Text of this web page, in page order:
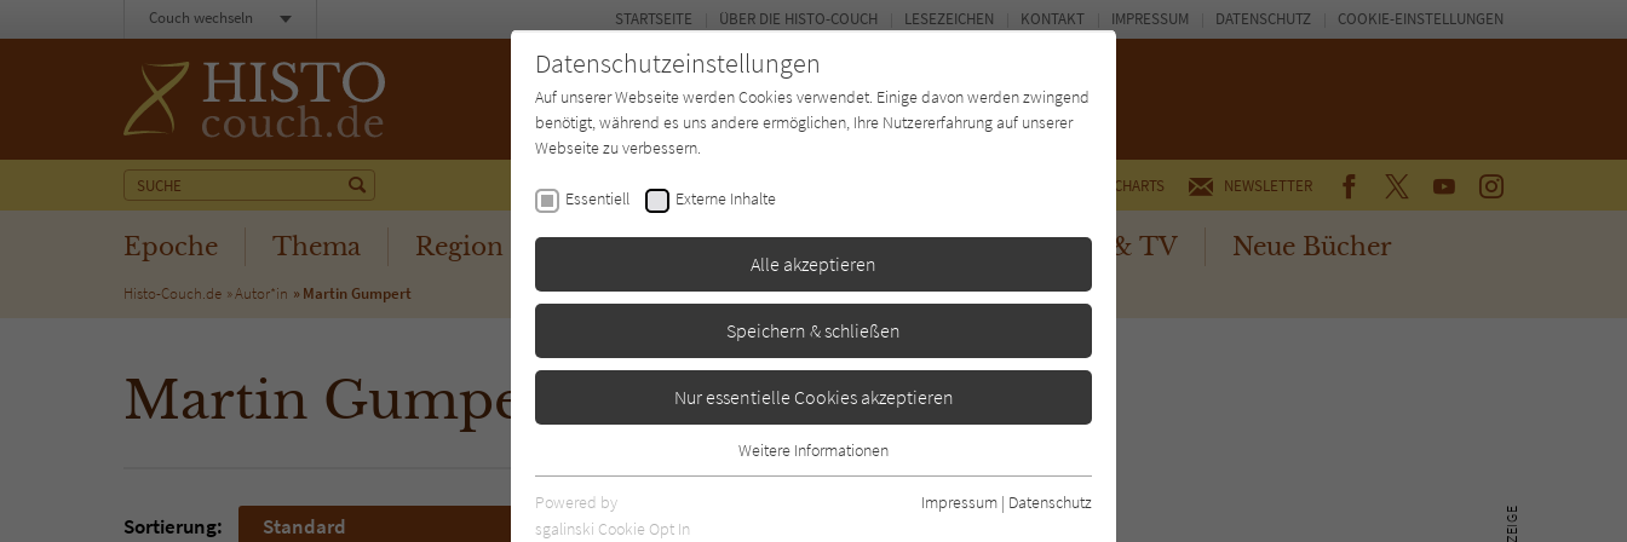
CHARTS NEWSLETTER FACEBOOKTWITTERYOUTUBEINSTAGRAM
Epoche Thema Region Buchtyp Autor*in Magazin Kino & TV Neue Bücher
STARTSEITE ÜBER DIE HISTO-COUCH LESEZEICHEN KONTAKT IMPRESSUM DATENSCHUTZ COOKIE-EINSTELLUNGEN
Couch wechseln
Histo-Couch.de Autor*in Martin Gumpert
Martin Gumpert
Sortierung:
Standard
Datenschutzeinstellungen
Auf unserer Webseite werden Cookies verwendet. Einige davon werden zwingend
benötigt, während es uns andere ermöglichen, Ihre Nutzererfahrung auf unserer
Webseite zu verbessern.
Essentiell Externe Inhalte
Alle akzeptieren
Speichern & schließen
Nur essentielle Cookies akzeptieren
Essentielle Cookies werden für grundlegende Funktionen der Webseite
benötigt. Dadurch ist gewährleistet, dass die Webseite einwandfrei
Weitere Informationen
Powered by
sgalinski Cookie Opt In
Impressum | Datenschutz